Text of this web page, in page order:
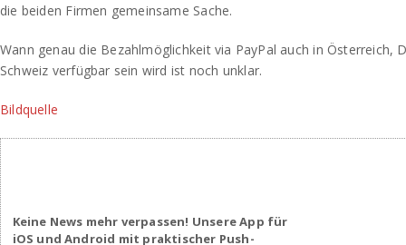
die beiden Firmen gemeinsame Sache.
Wann genau die Bezahlmöglichkeit via PayPal auch in Österreich,
Schweiz verfügbar sein wird ist noch unklar.
Bildquelle
Keine News mehr verpassen! Unsere App für
iOS und Android mit praktischer Push-